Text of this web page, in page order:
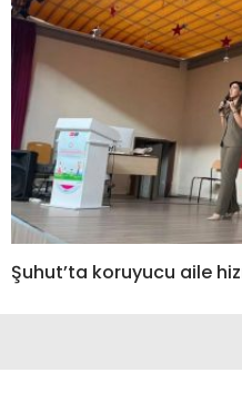
Şuhut’ta koruyucu aile